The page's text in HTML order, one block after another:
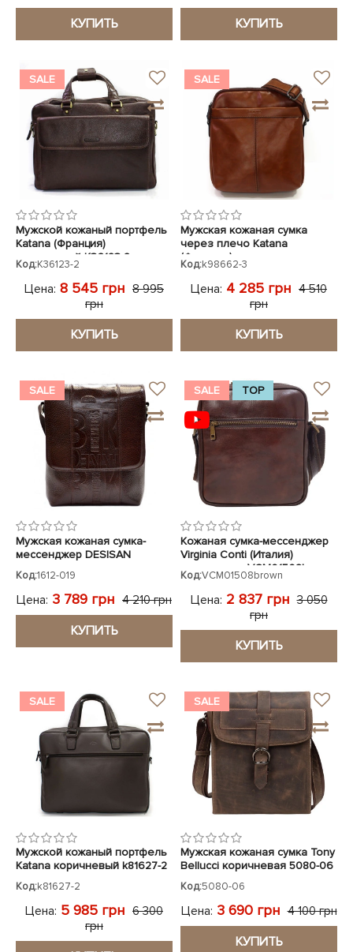
КУПИТЬ КУПИТЬ
SALE
Мужской кожаный портфель
Katana (Франция)
коричневый K36123-2
Код:K36123-2
Цена: 8 545 грн 8 995
грн
КУПИТЬ
SALE
Мужская кожаная сумка
через плечо Katana
(Франция) светло-
коричневая k98662-3
Код:k98662-3
Цена: 4 285 грн 4 510
грн
КУПИТЬ
SALE
Мужская кожаная сумка-
мессенджер DESISAN
коричневая
Код:1612-019
Цена: 3 789 грн 4 210 грн
КУПИТЬ
SALE TOP
Кожаная сумка-мессенджер
Virginia Conti (Италия)
коричневая VCM01508brown
Код:VCM01508brown
Цена: 2 837 грн 3 050
грн
КУПИТЬ
SALE
Мужской кожаный портфель
Katana коричневый k81627-2
Код:k81627-2
Цена: 5 985 грн 6 300
грн
SALE
Мужская кожаная сумка Tony
Bellucci коричневая 5080-06
Код:5080-06
Цена: 3 690 грн 4 100 грн
КУПИТЬ